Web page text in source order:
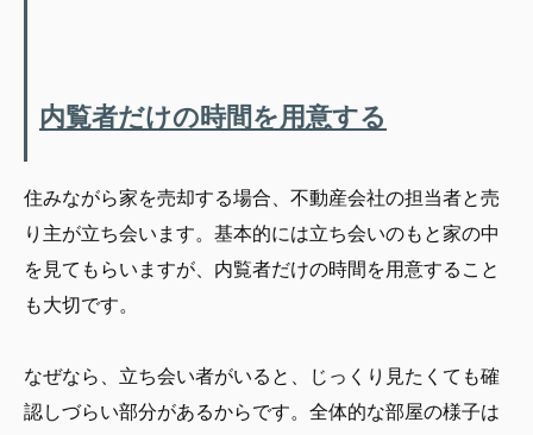
内覧者だけの時間を用意する
住みながら家を売却する場合、不動産会社の担当者と売
り主が立ち会います。基本的には立ち会いのもと家の中
を見てもらいますが、内覧者だけの時間を用意すること
も大切です。
なぜなら、立ち会い者がいると、じっくり見たくても確
認しづらい部分があるからです。全体的な部屋の様子は